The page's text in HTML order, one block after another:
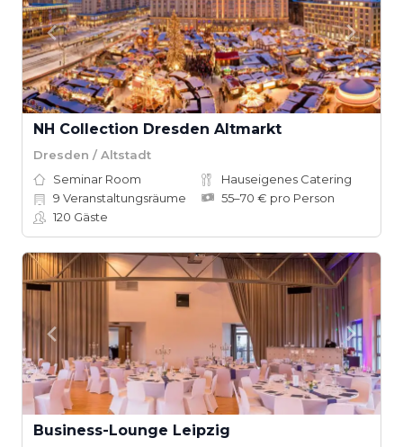
NH Collection Dresden Altmarkt
Dresden / Altstadt
Seminar Room
Hauseigenes Catering
9 Veranstaltungsräume
55–70 € pro Person
120 Gäste
Business-Lounge Leipzig